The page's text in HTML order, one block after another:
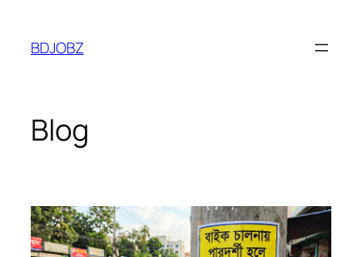
content
BDJOBZ
Blog